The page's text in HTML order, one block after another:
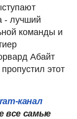
- лучший
команды и
Абайт
этот
канал
все самые